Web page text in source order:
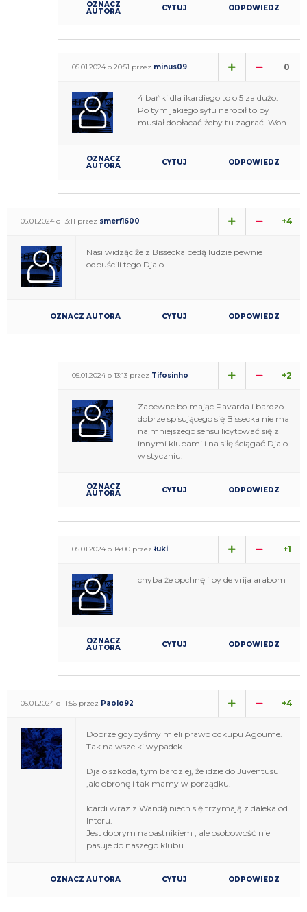
OZNACZ
AUTORA CYTUJ ODPOWIEDZ
05.01.2024 o 20:51 przez minus09 0
4 bańki dla ikardiego to o 5 za dużo.
Po tym jakiego syfu narobił to by
musiał dopłacać żeby tu zagrać. Won
OZNACZ
AUTORA CYTUJ ODPOWIEDZ
05.01.2024 o 13:11 przez smerf1600 +4
Nasi widząc że z Bissecka bedą ludzie pewnie
odpuścili tego Djalo
OZNACZ AUTORA CYTUJ ODPOWIEDZ
05.01.2024 o 13:13 przez Tifosinho +2
Zapewne bo mając Pavarda i bardzo
dobrze spisującego się Bissecka nie ma
najmniejszego sensu licytować się z
innymi klubami i na siłę ściągać Djalo
w styczniu.
OZNACZ
AUTORA CYTUJ ODPOWIEDZ
05.01.2024 o 14:00 przez łuki +1
chyba że opchnęli by de vrija arabom
OZNACZ
AUTORA CYTUJ ODPOWIEDZ
05.01.2024 o 11:56 przez Paolo92 +4
Dobrze gdybyśmy mieli prawo odkupu Agoume.
Tak na wszelki wypadek.
Djalo szkoda, tym bardziej, że idzie do Juventusu
,ale obronę i tak mamy w porządku.
Icardi wraz z Wandą niech się trzymają z daleka od
Interu.
Jest dobrym napastnikiem , ale osobowość nie
pasuje do naszego klubu.
OZNACZ AUTORA CYTUJ ODPOWIEDZ